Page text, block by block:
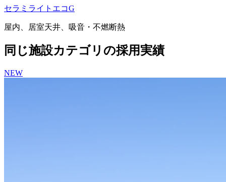
セラミライトエコG
屋内、居室天井、吸音・不燃断熱
同じ施設カテゴリの採用実績
NEW